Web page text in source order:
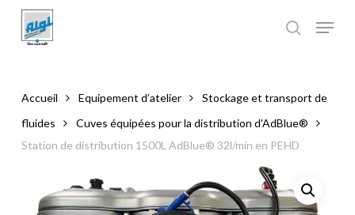
main
Accueil Equipement d’atelier
Stockage et transport de
fluides
Cuves équipées pour la distribution d'AdBlue®
Station de distribution 1500L AdBlue® 32l/min en PEHD